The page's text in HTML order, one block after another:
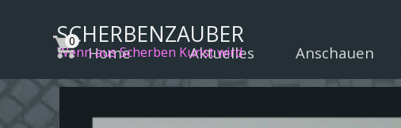
SCHERBENZAUBER
Wenn aus Scherben Kunst wird
Home Aktuelles ▼
Anschauen